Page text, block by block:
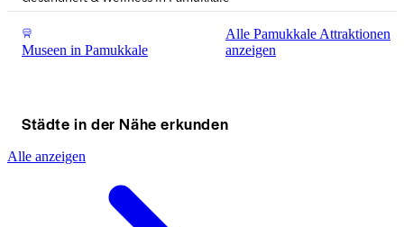
Museen in Pamukkale
Alle Pamukkale Attraktionen
anzeigen
Städte in der Nähe erkunden
Alle anzeigen